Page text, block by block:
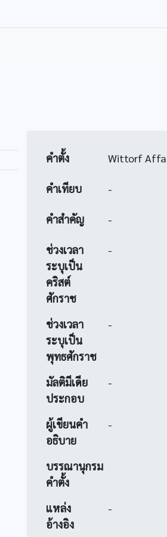
คำตั้ง Wittorf
คำเทียบ -
คำสำคัญ -
ช่วงเวลา
ระบุเป็น
คริสต์
ศักราช
-
ช่วงเวลา
ระบุเป็น
พุทธศักราช
-
มัลติมีเดีย
ประกอบ
-
ผู้เขียนคำ
อธิบาย
-
บรรณานุกรม
คำตั้ง
แหล่ง
อ้างอิง
-